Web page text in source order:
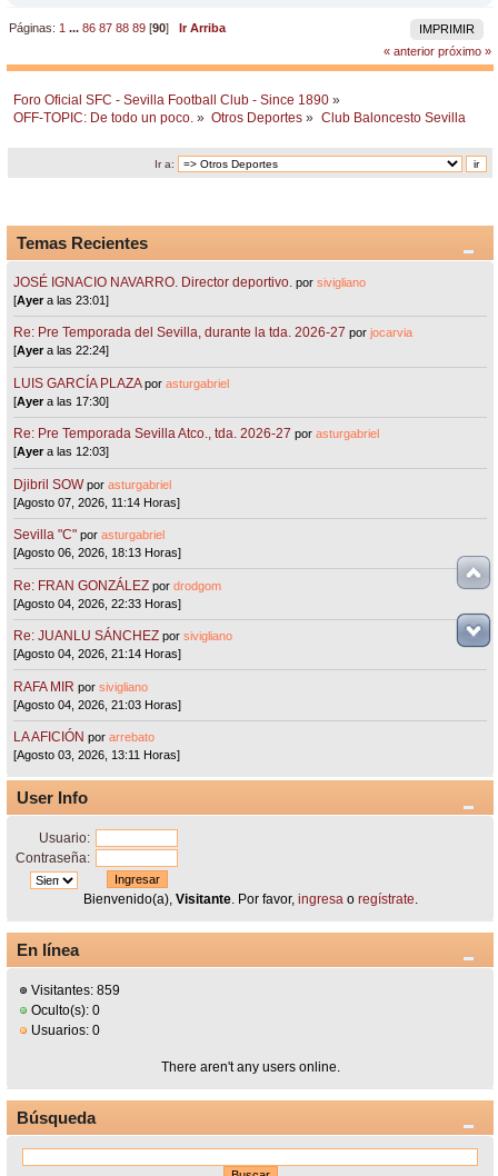
IMPRIMIR
Páginas: 1 ...86 87 88 89 [90]Ir Arriba
« anterior próximo »
Foro Oficial SFC - Sevilla Football Club - Since 1890 »
OFF-TOPIC: De todo un poco. » Otros Deportes » Club Baloncesto Sevilla
Ir a:
Temas Recientes
JOSÉ IGNACIO NAVARRO. Director deportivo. porsivigliano
[Ayera las 23:01]
Re: Pre Temporada del Sevilla, durante la tda. 2026-27 porjocarvia
[Ayera las 22:24]
LUIS GARCÍA PLAZA porasturgabriel
[Ayera las 17:30]
Re: Pre Temporada Sevilla Atco., tda. 2026-27 porasturgabriel
[Ayera las 12:03]
Djibril SOW porasturgabriel
[Agosto 07, 2026, 11:14 Horas]
Sevilla "C"porasturgabriel
[Agosto 06, 2026, 18:13 Horas]
Re: FRAN GONZÁLEZ pordrodgom
[Agosto 04, 2026, 22:33 Horas]
Re: JUANLU SÁNCHEZ porsivigliano
[Agosto 04, 2026, 21:14 Horas]
RAFA MIR porsivigliano
[Agosto 04, 2026, 21:03 Horas]
LA AFICIÓN porarrebato
[Agosto 03, 2026, 13:11 Horas]
User Info
Usuario:
Contraseña:
Bienvenido(a), Visitante. Por favor, ingresao regístrate.
En línea
Visitantes: 859
Oculto(s): 0
Usuarios: 0
There aren't any users online.
Búsqueda